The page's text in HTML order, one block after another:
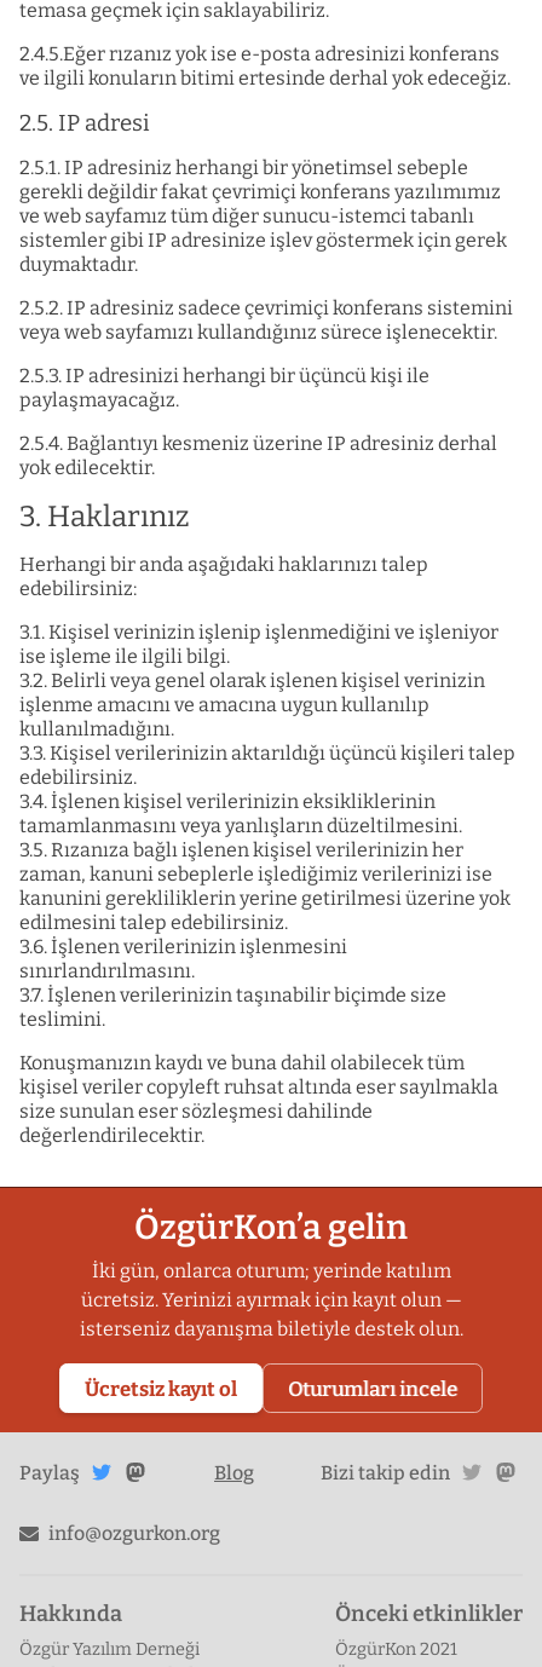
temasa geçmek için saklayabiliriz.
2.4.5.Eğer rızanız yok ise e-posta adresinizi konferans
ve ilgili konuların bitimi ertesinde derhal yok edeceğiz.
2.5. IP adresi
2.5.1. IP adresiniz herhangi bir yönetimsel sebeple
gerekli değildir fakat çevrimiçi konferans yazılımımız
ve web sayfamız tüm diğer sunucu-istemci tabanlı
sistemler gibi IP adresinize işlev göstermek için gerek
duymaktadır.
2.5.2. IP adresiniz sadece çevrimiçi konferans sistemini
veya web sayfamızı kullandığınız sürece işlenecektir.
2.5.3. IP adresinizi herhangi bir üçüncü kişi ile
paylaşmayacağız.
2.5.4. Bağlantıyı kesmeniz üzerine IP adresiniz derhal
yok edilecektir.
3. Haklarınız
Herhangi bir anda aşağıdaki haklarınızı talep
edebilirsiniz:
3.1. Kişisel verinizin işlenip işlenmediğini ve işleniyor
ise işleme ile ilgili bilgi.
3.2. Belirli veya genel olarak işlenen kişisel verinizin
işlenme amacını ve amacına uygun kullanılıp
kullanılmadığını.
3.3. Kişisel verilerinizin aktarıldığı üçüncü kişileri talep
edebilirsiniz.
3.4. İşlenen kişisel verilerinizin eksikliklerinin
tamamlanmasını veya yanlışların düzeltilmesini.
3.5. Rızanıza bağlı işlenen kişisel verilerinizin her
zaman, kanuni sebeplerle işlediğimiz verilerinizi ise
kanunini gerekliliklerin yerine getirilmesi üzerine yok
edilmesini talep edebilirsiniz.
3.6. İşlenen verilerinizin işlenmesini
sınırlandırılmasını.
3.7. İşlenen verilerinizin taşınabilir biçimde size
teslimini.
Konuşmanızın kaydı ve buna dahil olabilecek tüm
kişisel veriler copyleft ruhsat altında eser sayılmakla
size sunulan eser sözleşmesi dahilinde
değerlendirilecektir.
ÖzgürKon’a gelin
İki gün, onlarca oturum; yerinde katılım
ücretsiz. Yerinizi ayırmak için kayıt olun —
isterseniz dayanışma biletiyle destek olun.
Ücretsiz kayıt ol Oturumları incele
Paylaş
Twitter'da
paylaş
Mastodon'da
Blog Bizi takip edin
info@ozgurkon.org
Hakkında
Özgür Yazılım Derneği
Önceki etkinlikler
ÖzgürKon 2021